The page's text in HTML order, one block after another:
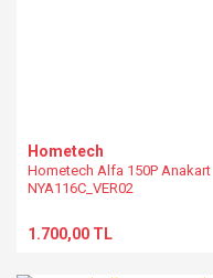
Hometech
Hometech Alfa 150P Anakart
NYA116C_VER02
1.700,00 TL